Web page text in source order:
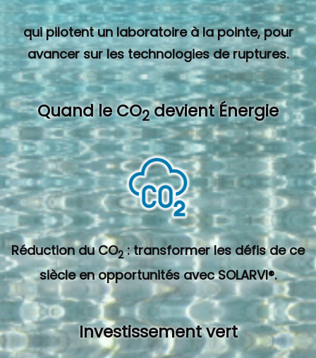
qui pilotent un laboratoire à la pointe, pour
avancer sur les technologies de ruptures.
Quand le CO2devient Énergie
Réduction du CO2 : transformer les défis de ce
siècle en opportunités avec SOLARVI®.
Investissement vert